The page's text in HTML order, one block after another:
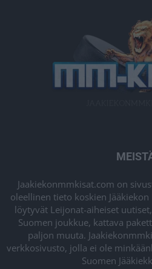
Jaakiekonmmkisat.com on
oleellinen tieto koskien
löytyvät Leijonat-aiheiset
Suomen joukkue, kattava
paljon muuta.
verkkosivusto, jolla ei ole
Suomen